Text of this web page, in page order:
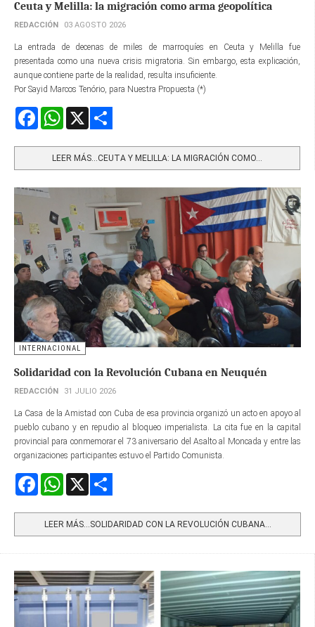
Ceuta y Melilla: la migración como arma geopolítica
REDACCIÓN 03 AGOSTO 2026
La entrada de decenas de miles de marroquíes en Ceuta y Melilla fue
presentada como una nueva crisis migratoria. Sin embargo, esta explicación,
aunque contiene parte de la realidad, resulta insuficiente.
Por Sayid Marcos Tenório, para Nuestra Propuesta (*)
FacebookWhatsApp
LEER MÁS…CEUTA Y MELILLA: LA MIGRACIÓN COMO...
INTERNACIONAL
Solidaridad con la Revolución Cubana en Neuquén
REDACCIÓN 31 JULIO 2026
La Casa de la Amistad con Cuba de esa provincia organizó un acto en apoyo al
pueblo cubano y en repudio al bloqueo imperialista. La cita fue en la capital
provincial para conmemorar el 73 aniversario del Asalto al Moncada y entre las
organizaciones participantes estuvo el Partido Comunista.
FacebookWhatsApp
LEER MÁS…SOLIDARIDAD CON LA REVOLUCIÓN CUBANA...